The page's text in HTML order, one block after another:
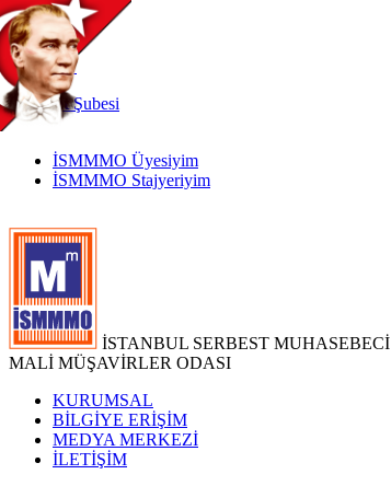
TR
|
EN
İnternetŞubesi
İSMMMO Üyesiyim
İSMMMO Stajyeriyim
İSTANBUL SERBEST MUHASEBECİ
MALİ MÜŞAVİRLER ODASI
KURUMSAL
BİLGİYE ERİŞİM
MEDYA MERKEZİ
İLETİŞİM